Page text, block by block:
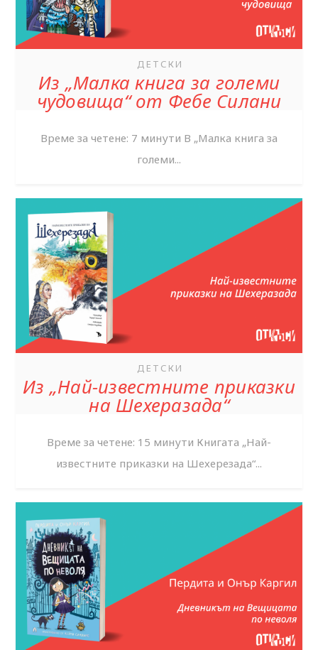
ДЕТСКИ
Из „Малка книга за големи
чудовища“ от Фебе Силани
Време за четене: 7 минути В „Малка книга за
големи...
ДЕТСКИ
Из „Най-известните приказки
на Шехеразада“
Време за четене: 15 минути Книгата „Най-
известните приказки на Шехерезада“...